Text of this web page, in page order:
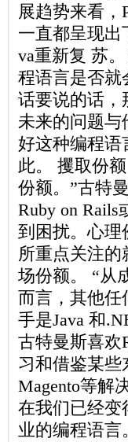
展趋势来看，
一直都呈现出
va重新复 苏
程语言是否就
话要说的话，
未来的问题与
好这种编程语
此。 攫取份
份额。”古特
Ruby on
到困扰。心理
所重点关注
场份额。 “从
而言，其他任
手是Java 和
古特曼斯喜欢
习和借鉴某些
Magento等解
在我们已经
业的编程语言